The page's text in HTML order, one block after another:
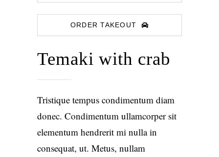
ORDER TAKEOUT
Temaki with crab
Tristique tempus condimentum diam
donec. Condimentum ullamcorper sit
elementum hendrerit mi nulla in
consequat, ut. Metus, nullam